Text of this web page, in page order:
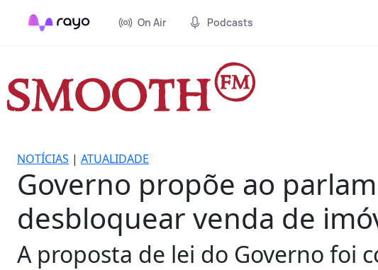
On Air Podcasts
NOTÍCIAS | ATUALIDADE
Governo propõe ao
desbloquear venda de
A proposta de lei do Governo foi